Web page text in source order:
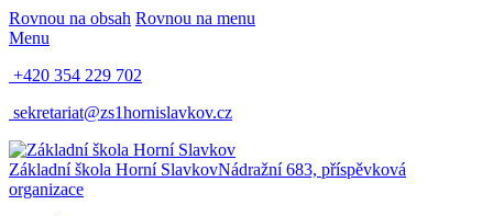
Rovnou na obsah Rovnou na menu
Menu
+420 354 229 702
sekretariat@zs1hornislavkov.cz
Základní škola Horní SlavkovNádražní 683, příspěvková
organizace